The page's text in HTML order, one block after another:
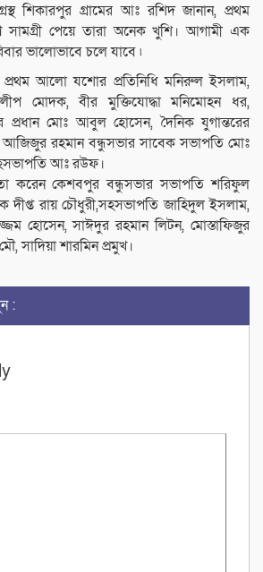
শিকারপুর গ্রামের আঃ রশিদ জানান, প্রথম
সামগ্রী পেয়ে তারা অনেক খুশি। আগামী এক
ভালোভাবে চলে যাবে ৷
আলো যশোর প্রতিনিধি মনিরুল ইসলাম,
মোদক, বীর মুক্তিযোদ্ধা মনিমোহন ধর,
প্রধান মোঃ আবুল হোসেন, দৈনিক যুগান্তরের
আজিজুর রহমান বন্ধুসভার সাবেক সভাপতি মোঃ
আঃ রউফ।
করেন কেশবপুর বন্ধুসভার সভাপতি শরিফুল
দীপ্ত রায় চৌধুরী,সহসভাপতি জাহিদুল ইসলাম,
হোসেন, সাঈদুর রহমান লিটন, মোস্তাফিজুর
সাদিয়া শারমিন প্রমুখ।
: